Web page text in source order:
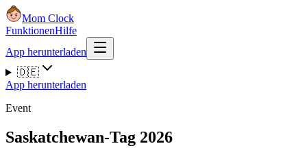
Mom Clock
FunktionenHilfe
App herunterladen
🇩🇪
App herunterladen
Event
Saskatchewan-Tag 2026